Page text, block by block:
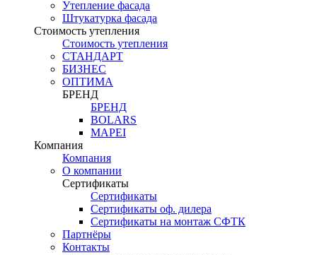
Утепление фасада
Штукатурка фасада
Стоимость утепления
Стоимость утепления
СТАНДАРТ
БИЗНЕС
ОПТИМА
БРЕНД
БРЕНД
BOLARS
MAPEI
Компания
Компания
О компании
Сертификаты
Сертификаты
Сертификаты оф. дилера
Сертификаты на монтаж СФТК
Партнёры
Контакты